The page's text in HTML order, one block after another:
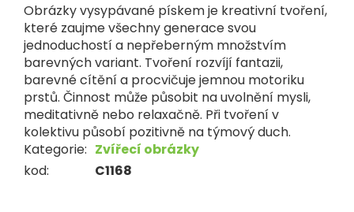
Obrázky vysypávané pískem je kreativní tvoření,
které zaujme všechny generace svou
jednoduchostí a nepřeberným množstvím
barevných variant. Tvoření rozvíjí fantazii,
barevné cítění a procvičuje jemnou motoriku
prstů. Činnost může působit na uvolnění mysli,
meditativně nebo relaxačně. Při tvoření v
kolektivu působí pozitivně na týmový duch.
Kategorie: Zvířecí obrázky
kod: C1168